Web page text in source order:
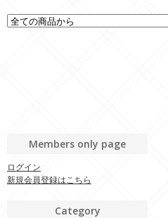
Members only page
ログイン
新規会員登録はこちら
Category